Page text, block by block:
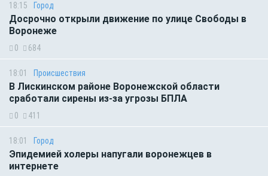
18:15 Город
Досрочно открыли движение по улице Свободы в
Воронеже
0 684
18:01 Происшествия
В Лискинском районе Воронежской области
сработали сирены из-за угрозы БПЛА
0 411
18:01 Город
Эпидемией холеры напугали воронежцев в
интернете